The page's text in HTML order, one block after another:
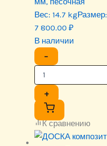
Вес: 14.7 kgРазмер:
7 800.00 ₽
В наличии
−
+
К сравнению